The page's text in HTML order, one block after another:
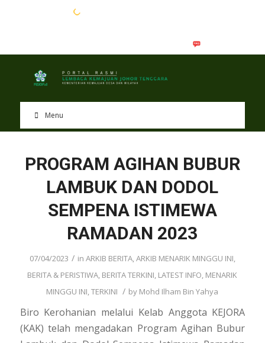
Menu
PROGRAM AGIHAN BUBUR
LAMBUK DAN DODOL
SEMPENA ISTIMEWA
RAMADAN 2023
07/04/2023 / in ARKIB BERITA,ARKIB MENARIK MINGGU INI,
BERITA & PERISTIWA, BERITA TERKINI, LATEST INFO, MENARIK
MINGGU INI,TERKINI / by Mohd Ilham Bin Yahya
Biro Kerohanian melalui Kelab Anggota KEJORA
(KAK) telah mengadakan Program Agihan Bubur